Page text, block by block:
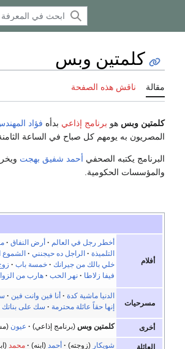
كلمتين وبس
مقالة ناقش هذه الصفحة
كلمتين وبس هو برنامج إذاعي بدأه فؤاد
المصريون به يومهم كل صباح في الساعة
البرنامج يكتبه الصحفي أحمد شفيق بهجت
والمؤسسات الحكومية.
أفلام
أخطر رجل في العالم أرض النفاق
التلميذة
الراجل ده حيجنني الشموع
خلي بالك من جيرانك
خمسة باب
فيفا زلاطا
نهر الحب هارب من
مسرحيات
الدنيا ماشية كدة أنا فين وانت فين
إنها حقاً عائلة محترمة
سك على بناتك
أخرى كلمتين وبس (برنامج إذاعي) عيون
شويكار (زوجته) أحمد (ابنه) محمد